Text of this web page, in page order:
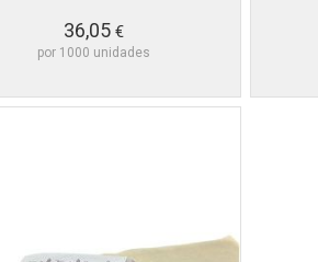
36,05 €
por 1000 unidades